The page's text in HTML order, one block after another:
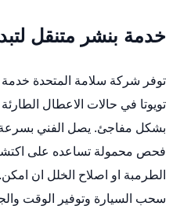
خدمة بنشر متنقل
توفر شركة سلامة المتحدة
تويوتا في حالات الاعطال
بشكل مفاجئ. يصل الفني بسرعة
فحص محمولة تساعده على
الطرمبة او اصلاح الخلل ان
سحب السيارة وتوفير الوقت